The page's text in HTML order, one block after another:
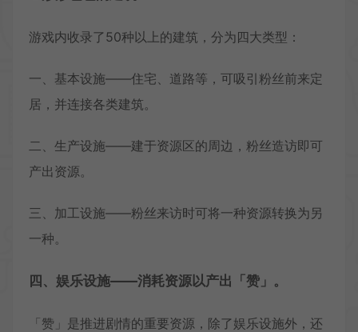
游戏内收录了50种以上的建筑，分为四大类型：
一、基本设施——住宅、道路等，可吸引粉丝前来定
居，并连接各类建筑。
二、生产设施——建于资源区的周边，粉丝造访即可
产出资源。
三、加工设施——粉丝来访时可将一种资源转换为另
一种。
四、娱乐设施——消耗资源以产出「赞」。
「赞」是推进剧情的重要资源，除了娱乐设施外，还